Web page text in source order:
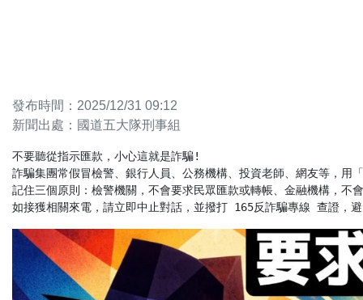
發布時間：2025/12/31 09:12
新聞出處：國道五大隊刑事組
不要聽從指示匯款，小心這就是詐騙!
詐騙集團常假冒檢警、銀行人員、公務機構、投資老師、網友等，用
記住三個原則：檢警機關，不會要求民眾匯款或轉帳、金融機構，不